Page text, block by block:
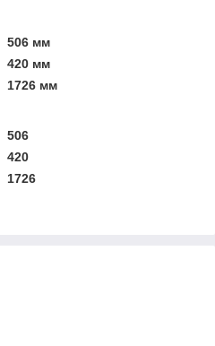
506 мм
420 мм
1726 мм
506
420
1726